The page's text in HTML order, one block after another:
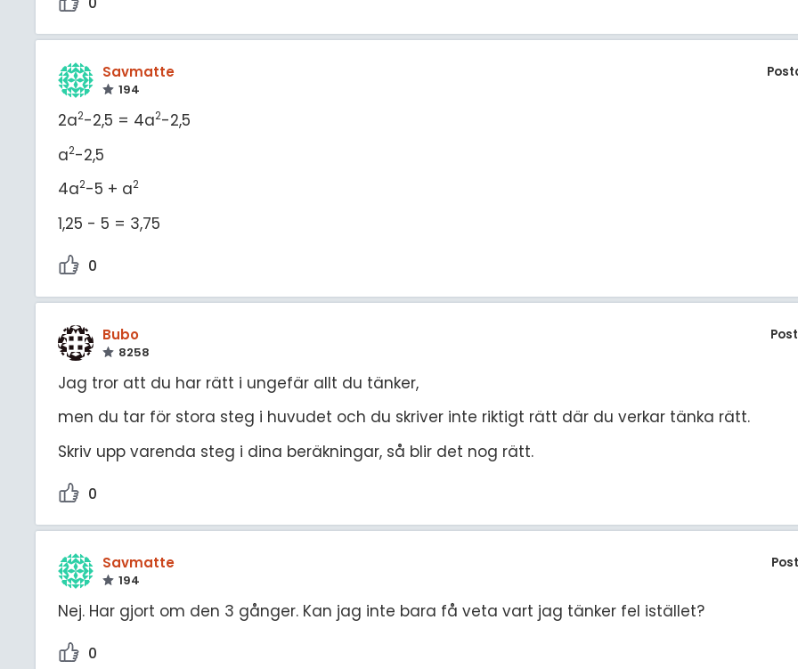
Savmatte
194
2a2-2,5 = 4a2-2,5
a2-2,5
4a2-5 + a2
1,25 - 5 = 3,75
0
Bubo
8258
Jag tror att du har rätt i ungefär allt du tänker,
men du tar för stora steg i huvudet och du skriver inte riktigt rätt där du verkar tänka rätt.
Skriv upp varenda steg i dina beräkningar, så blir det nog rätt.
0
Savmatte
194
Nej. Har gjort om den 3 gånger. Kan jag inte bara få veta vart jag tänker fel istället?
0